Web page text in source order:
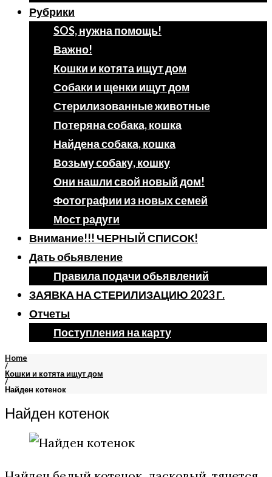
Рубрики
SOS, нужна помощь!
Важно!
Кошки и котята ищут дом
Собаки и щенки ищут дом
Стерилизованные животные
Потеряна собака, кошка
Найдена собака, кошка
Возьму собаку, кошку
Они нашли свой новый дом!
Фотографии из новых семей
Мост радуги
Внимание!!! ЧЕРНЫЙ СПИСОК!
Дать обьявление
Правила подачи обьявлений
ЗАЯВКА НА СТЕРИЛИЗАЦИЮ 2023 Г.
Отчеты
Поступления на карту
Home
/
Кошки и котята ищут дом
/
Найден котенок
Найден котенок